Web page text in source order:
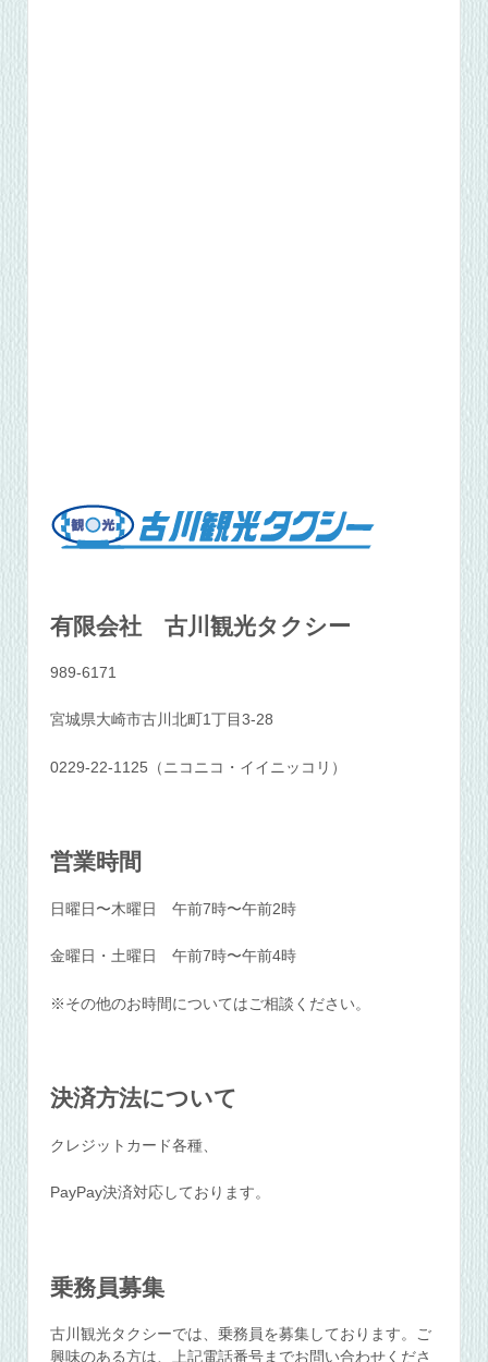
有限会社 古川観光タクシー
989-6171
宮城県大崎市古川北町1丁目3-28
0229-22-1125（ニコニコ・イイニッコリ）
営業時間
日曜日〜木曜日 午前7時〜午前2時
金曜日・土曜日 午前7時〜午前4時
※その他のお時間についてはご相談ください。
決済方法について
クレジットカード各種、
PayPay決済対応しております。
乗務員募集
古川観光タクシーでは、乗務員を募集しております。ご
興味のある方は、上記電話番号までお問い合わせくださ